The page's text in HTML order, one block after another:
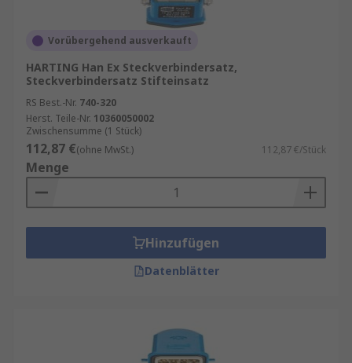
Vorübergehend ausverkauft
HARTING Han Ex Steckverbindersatz,
Steckverbindersatz Stifteinsatz
RS Best.-Nr. 740-320
Herst. Teile-Nr. 10360050002
Zwischensumme (1 Stück)
112,87 €(ohne MwSt.) 112,87 €/Stück
Menge
Hinzufügen
Datenblätter